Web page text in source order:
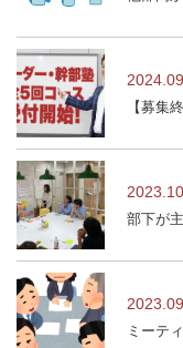
【募集
部下が
ミーテ